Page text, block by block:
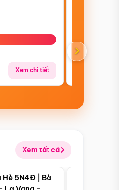
Xem chi tiết
›
Xem tất cả
Điểm nổi bật
Hè 5N4Đ | Bà